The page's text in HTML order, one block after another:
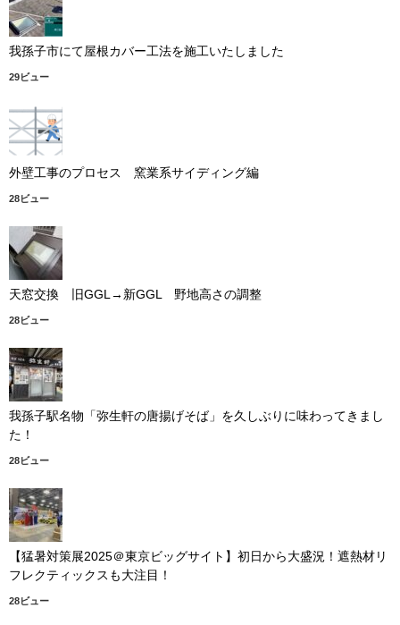
我孫子市にて屋根カバー工法を施工いたしました
29ビュー
外壁工事のプロセス 窯業系サイディング編
28ビュー
天窓交換 旧GGL→新GGL 野地高さの調整
28ビュー
我孫子駅名物「弥生軒の唐揚げそば」を久しぶりに味わってきまし
た！
28ビュー
【猛暑対策展2025＠東京ビッグサイト】初日から大盛況！遮熱材リ
フレクティックスも大注目！
28ビュー